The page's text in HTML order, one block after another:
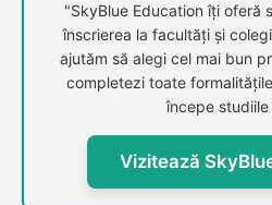
"SkyBlue Education îți oferă
înscrierea la facultăți și
ajutăm să alegi cel mai bun
completezi toate
începe studiile
Vizitează